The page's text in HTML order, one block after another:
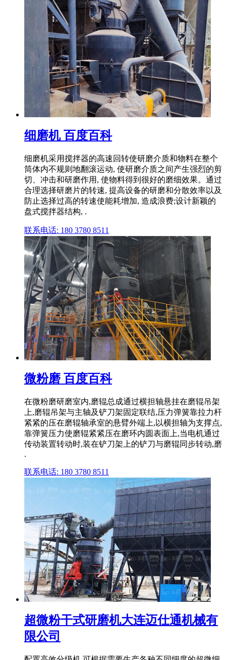
细磨机 百度百科
细磨机采用搅拌器的高速回转使研磨介质和物料在整个
筒体内不规则地翻滚运动, 使研磨介质之间产生强烈的剪
切、冲击和研磨作用, 使物料得到很好的磨细效果。通过
合理选择研磨片的转速, 提高设备的研磨和分散效率以及
防止选择过高的转速使能耗增加, 造成浪费;设计新颖的
盘式搅拌器结构, .
联系电话: 180 3780 8511
微粉磨 百度百科
在微粉磨研磨室内,磨辊总成通过横担轴悬挂在磨辊吊架
上,磨辊吊架与主轴及铲刀架固定联结,压力弹簧靠拉力杆
紧紧的压在磨辊轴承室的悬臂外端上,以横担轴为支撑点,
靠弹簧压力使磨辊紧紧压在磨环内圆表面上,当电机通过
传动装置转动时,装在铲刀架上的铲刀与磨辊同步转动,磨
.
联系电话: 180 3780 8511
超微粉干式研磨机大连迈仕通机械有
限公司